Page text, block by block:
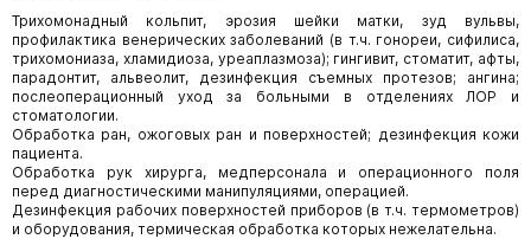
Трихомонадный кольпит, эрозия шейки матки, зуд вульвы,
профилактика венерических заболеваний (в т.ч. гонореи, сифилиса,
трихомониаза, хламидиоза, уреаплазмоза); гингивит, стоматит, афты,
парадонтит, альвеолит, дезинфекция съемных протезов; ангина;
послеоперационный уход за больными в отделениях ЛОР и
стоматологии.
Обработка ран, ожоговых ран и поверхностей; дезинфекция кожи
пациента.
Обработка рук хирурга, медперсонала и операционного поля
перед диагностическими манипуляциями, операцией.
Дезинфекция рабочих поверхностей приборов (в т.ч. термометров)
и оборудования, термическая обработка которых нежелательна.